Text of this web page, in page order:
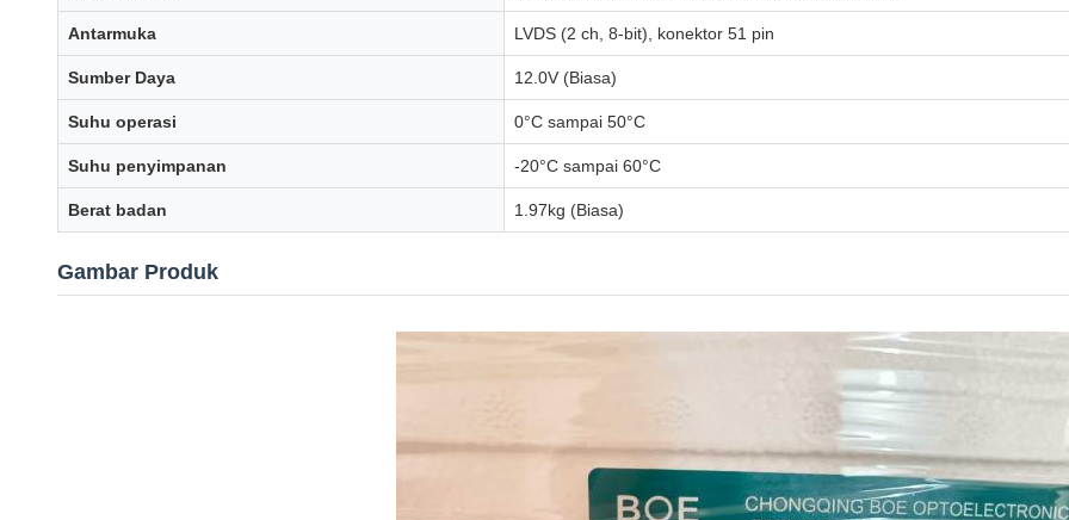
Antarmuka LVDS (2 ch, 8-bit), konektor 51 pin
Sumber Daya 12.0V (Biasa)
Suhu operasi 0°C sampai 50°C
Suhu penyimpanan -20°C sampai 60°C
Berat badan 1.97kg (Biasa)
Gambar Produk